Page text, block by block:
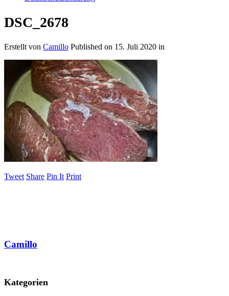
DSC_2678
Erstellt von Camillo Published on 15. Juli 2020 in
Tweet Share Pin It Print
Camillo
Kategorien